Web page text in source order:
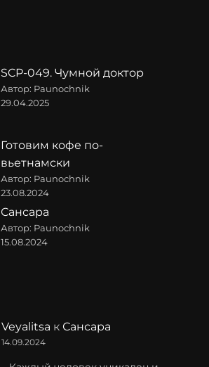
SCP-049. Чумной доктор
Автор: Paunochnik
29.04.2025
Готовим кофе по-
вьетнамски
Автор: Paunochnik
23.08.2024
Сансара
Автор: Paunochnik
15.08.2024
Veyalitsa к Сансара
14.09.2024